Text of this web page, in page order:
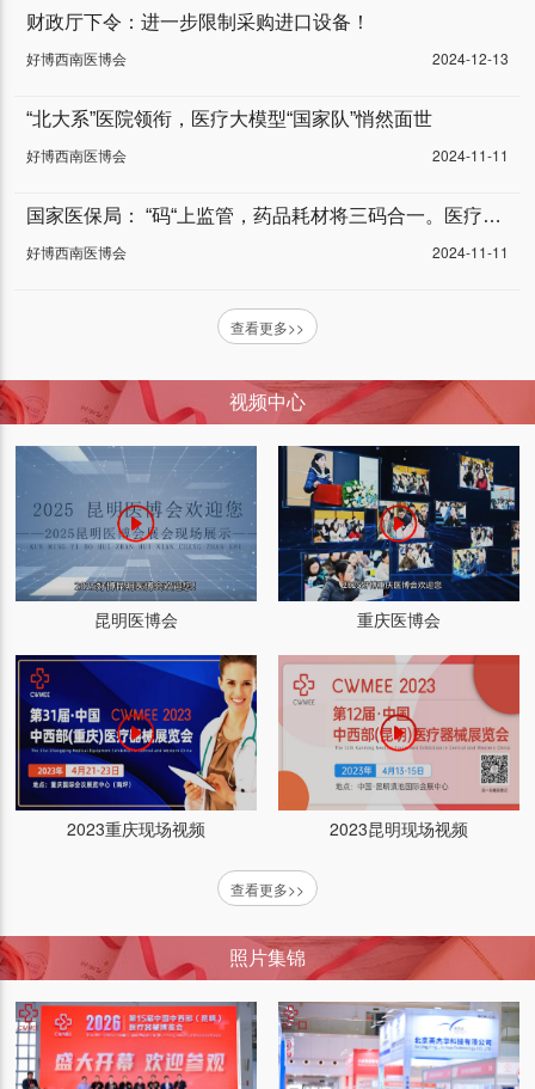
财政厅下令：进一步限制采购进口设备！
好博西南医博会
2024-12-13
“北大系”医院领衔，医疗大模型“国家队”悄然面世
好博西南医博会
2024-11-11
国家医保局： “码“上监管，药品耗材将三码合一。医疗器械行业将迎来“车同轨”“书同文”，大一统的全新阶段！
好博西南医博会
2024-11-11
查看更多>>
视频中心
昆明医博会 重庆医博会
2023重庆现场视频 2023昆明现场视频
查看更多>>
照片集锦
普康医疗（展位：）
艾康生物技术（杭州）有限公司 （展位：）